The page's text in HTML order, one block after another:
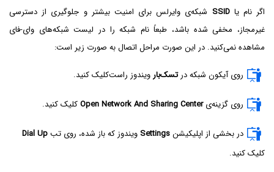
اگر نام یاSSID شبکه‌ی وایرلس برای امنیت بیشتر و جلوگیری از دسترسی
غیرمجاز، مخفی شده باشد، طبعاً نام شبکه را در لیست شبکه‌های وای-فای
مشاهده نمی‌کنید. در این صورت مراحل اتصال به صورت زیر است:
روی آیکون شبکه درتسک‌بارویندوز راست‌کلیک کنید.
روی گزینه‌یOpen Network And Sharing Centerکلیک کنید.
در بخشی از اپلیکیشنSettings ویندوز که باز شده، روی تبDial Up
کلیک کنید.